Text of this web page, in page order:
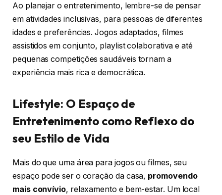
Ao planejar o entretenimento, lembre-se de pensar
em atividades inclusivas, para pessoas de diferentes
idades e preferências. Jogos adaptados, filmes
assistidos em conjunto, playlist colaborativa e até
pequenas competições saudáveis tornam a
experiência mais rica e democrática.
Lifestyle: O Espaço de
Entretenimento como Reflexo do
seu Estilo de Vida
Mais do que uma área para jogos ou filmes, seu
espaço pode ser o coração da casa, promovendo
mais convívio, relaxamento e bem-estar. Um local